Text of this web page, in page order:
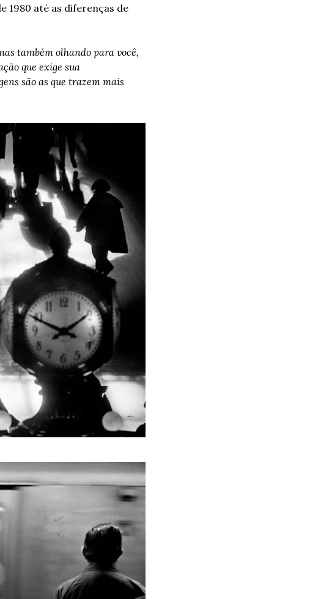
1980 até as diferenças de
também olhando para você,
que exige sua